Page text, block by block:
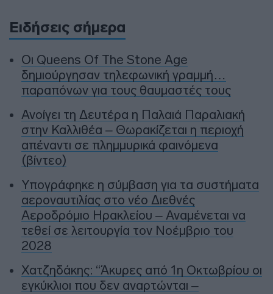
Ειδήσεις σήμερα
Οι Queens Of The Stone Age
δημιούργησαν τηλεφωνική γραμμή…
παραπόνων για τους θαυμαστές τους
Ανοίγει τη Δευτέρα η Παλαιά Παραλιακή
στην Καλλιθέα – Θωρακίζεται η περιοχή
απέναντι σε πλημμυρικά φαινόμενα
(βίντεο)
Υπογράφηκε η σύμβαση για τα συστήματα
αεροναυτιλίας στο νέο Διεθνές
Αεροδρόμιο Ηρακλείου – Αναμένεται να
τεθεί σε λειτουργία τον Νοέμβριο του
2028
Χατζηδάκης: “Άκυρες από 1η Οκτωβρίου οι
εγκύκλιοι που δεν αναρτώνται –